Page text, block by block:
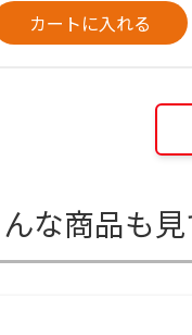
カートに入れる
な商品も